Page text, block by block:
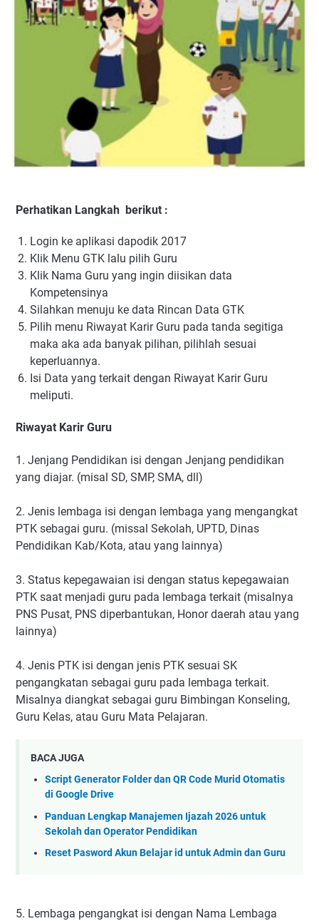
Perhatikan Langkah berikut :
Login ke aplikasi dapodik 2017
Klik Menu GTK lalu pilih Guru
Klik Nama Guru yang ingin diisikan data
Kompetensinya
Silahkan menuju ke data Rincan Data GTK
Pilih menu Riwayat Karir Guru pada tanda segitiga
maka aka ada banyak pilihan, pilihlah sesuai
keperluannya.
Isi Data yang terkait dengan Riwayat Karir Guru
meliputi.
Riwayat Karir Guru
1. Jenjang Pendidikan isi dengan Jenjang pendidikan
yang diajar. (misal SD, SMP, SMA, dll)
2. Jenis lembaga isi dengan lembaga yang mengangkat
PTK sebagai guru. (missal Sekolah, UPTD, Dinas
Pendidikan Kab/Kota, atau yang lainnya)
3. Status kepegawaian isi dengan status kepegawaian
PTK saat menjadi guru pada lembaga terkait (misalnya
PNS Pusat, PNS diperbantukan, Honor daerah atau yang
lainnya)
4. Jenis PTK isi dengan jenis PTK sesuai SK
pengangkatan sebagai guru pada lembaga terkait.
Misalnya diangkat sebagai guru Bimbingan Konseling,
Guru Kelas, atau Guru Mata Pelajaran.
BACA JUGA
Script Generator Folder dan QR Code Murid Otomatis
di Google Drive
Panduan Lengkap Manajemen Ijazah 2026 untuk
Sekolah dan Operator Pendidikan
Reset Pasword Akun Belajar id untuk Admin dan Guru
5. Lembaga pengangkat isi dengan Nama Lembaga